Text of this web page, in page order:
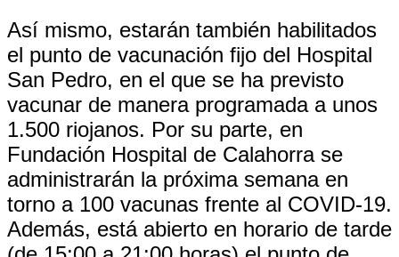
Así mismo, estarán también habilitados
el punto de vacunación fijo del Hospital
San Pedro, en el que se ha previsto
vacunar de manera programada a unos
1.500 riojanos. Por su parte, en
Fundación Hospital de Calahorra se
administrarán la próxima semana en
torno a 100 vacunas frente al COVID-19.
Además, está abierto en horario de tarde